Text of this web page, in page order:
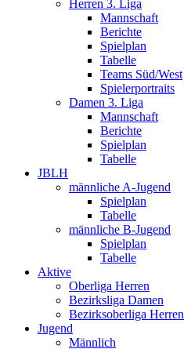
Herren 3. Liga
Mannschaft
Berichte
Spielplan
Tabelle
Teams Süd/West
Spielerportraits
Damen 3. Liga
Mannschaft
Berichte
Spielplan
Tabelle
JBLH
männliche A-Jugend
Spielplan
Tabelle
männliche B-Jugend
Spielplan
Tabelle
Aktive
Oberliga Herren
Bezirksliga Damen
Bezirksoberliga Herren
Jugend
Männlich